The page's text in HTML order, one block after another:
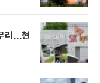
리…현